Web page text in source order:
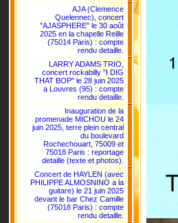
AJA (Clemence
Quelennec), concert
"AJASPHERE" le 30 août
2025 en la chapelle Reille
(75014 Paris) : compte
rendu detaille.
LARRY ADAMS TRIO,
concert rockabilly "I DIG
THAT BOP" le 28 juin 2025
a Louvres (95) : compte
rendu detaille.
Inauguration de la
promenade MICHOU le 24
juin 2025, terre plein central
du boulevard
Rochechouart, 75009 et
75018 Paris : reportage
detaille (texte et photos).
Concert de HAYLEN (avec
PHILIPPE ALMOSNINO a la
guitare) le 21 juin 2025
devant le bar Chez Camille
(75018 Paris) : compte
rendu detaille.